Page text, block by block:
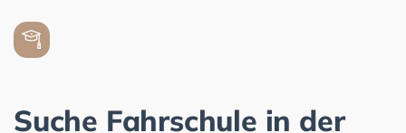
Suche Fahrschule in der